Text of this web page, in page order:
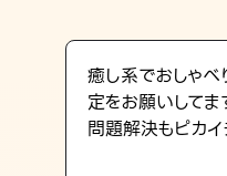
占い記事癒し系でおしゃべ
定をお願いして
問題解決もピカイ